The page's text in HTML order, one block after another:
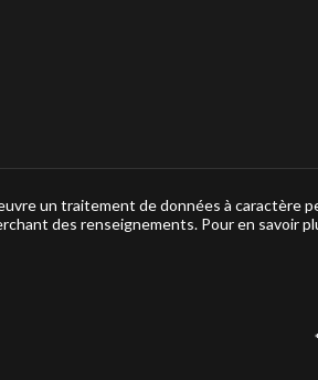
un traitement de données à caractère
des renseignements. Pour en savoir